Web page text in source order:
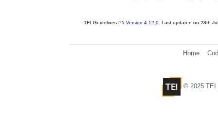
TEI Guidelines P5 Version 4.12.0. Last updated on 28th
Home
© 2025